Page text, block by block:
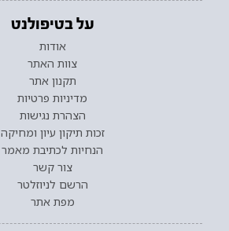
על בטיפולנט
אודות
צוות האתר
תקנון אתר
מדיניות פרטיות
הצהרת נגישות
זכות תיקון עיון ומחיקה
הנחיות לכתיבת מאמר
צור קשר
הרשם לניוזלטר
מפת אתר